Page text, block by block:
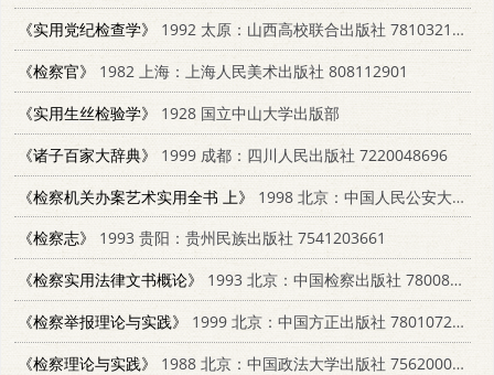
《实用党纪检查学》
1992 太原：山西高校联合出版社 7810321013
《检察官》
1982 上海：上海人民美术出版社 808112901
《实用生丝检验学》
1928 国立中山大学出版部
《诸子百家大辞典》
1999 成都：四川人民出版社 7220048696
《检察机关办案艺术实用全书 上》
1998 北京：中国人民公安大学出版社 7810592521
《检察志》
1993 贵阳：贵州民族出版社 7541203661
《检察实用法律文书概论》
1993 北京：中国检察出版社 7800861856
《检察举报理论与实践》
1999 北京：中国方正出版社 7801072847
《检察理论与实践》
1988 北京：中国政法大学出版社 7562000719